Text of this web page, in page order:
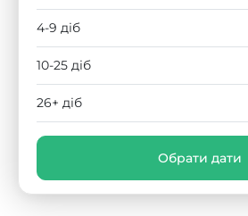
4-9 діб
10-25 діб
26+ діб
Обрати дати